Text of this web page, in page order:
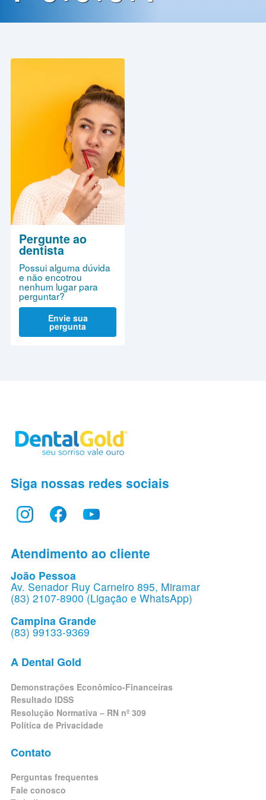
de
Pergunte ao
dentista
Possui alguma dúvida
e não encotrou
nenhum lugar para
perguntar?
Envie sua
pergunta
Siga nossas redes sociais
Atendimento ao cliente
João Pessoa
Av. Senador Ruy Carneiro 895, Miramar
(83) 2107-8900 (Ligação e WhatsApp)
Campina Grande
(83) 99133-9369
A Dental Gold
Demonstrações Econômico-Financeiras
Resultado IDSS
Resolução Normativa – RN nº 309
Política de Privacidade
Contato
Perguntas frequentes
Fale conosco